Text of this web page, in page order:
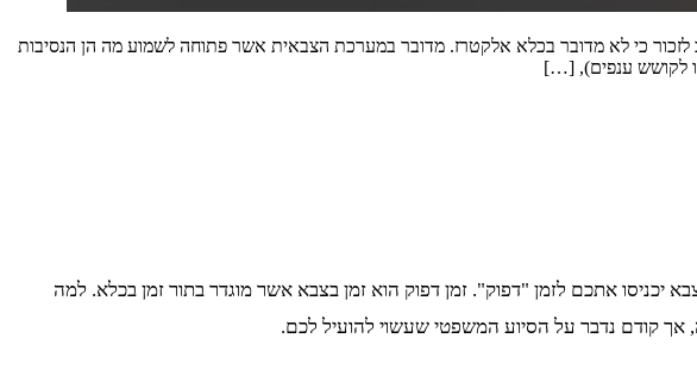
כי לא מדובר בכלא אלקטרז. מדובר במערכת הצבאית אשר פתוחה לשמוע מה הן הנסיבות
לקושש ענפים), […]
אתכם לזמן "דפוק". זמן דפוק הוא זמן בצבא אשר מוגדר בתור זמן בכלא. למה
אך קודם נדבר על הסיוע המשפטי שעשוי להועיל לכם.